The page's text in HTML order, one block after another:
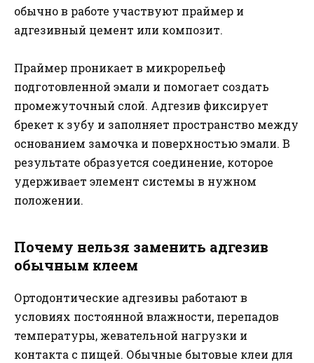
обычно в работе участвуют праймер и
адгезивный цемент или композит.
Праймер проникает в микрорельеф
подготовленной эмали и помогает создать
промежуточный слой. Адгезив фиксирует
брекет к зубу и заполняет пространство между
основанием замочка и поверхностью эмали. В
результате образуется соединение, которое
удерживает элемент системы в нужном
положении.
Почему нельзя заменить адгезив
обычным клеем
Ортодонтические адгезивы работают в
условиях постоянной влажности, перепадов
температуры, жевательной нагрузки и
контакта с пищей. Обычные бытовые клеи для